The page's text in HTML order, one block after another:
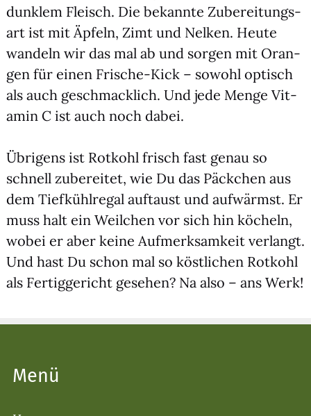
dunk­lem Fleisch. Die bekann­te Zube­rei­tungs­
art ist mit Äpfeln, Zimt und Nel­ken. Heu­te
wan­deln wir das mal ab und sor­gen mit Oran­
gen für einen Fri­sche-Kick – sowohl optisch
als auch geschmack­lich. Und jede Men­ge Vit­
amin C ist auch noch dabei.
Übri­gens ist Rot­kohl frisch fast genau so
schnell zube­rei­tet, wie Du das Päck­chen aus
dem Tief­kühl­re­gal auf­taust und auf­wärmst. Er
muss halt ein Weil­chen vor sich hin köcheln,
wobei er aber kei­ne Auf­merk­sam­keit ver­langt.
Und hast Du schon mal so köst­li­chen Rot­kohl
als Fer­tig­ge­richt gese­hen? Na also – ans Werk!
Menü